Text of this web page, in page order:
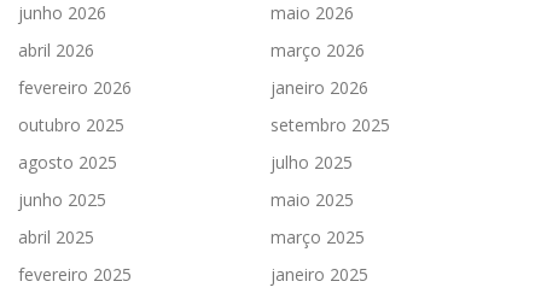
junho 2026
maio 2026
abril 2026
março 2026
fevereiro 2026
janeiro 2026
outubro 2025
setembro 2025
agosto 2025
julho 2025
junho 2025
maio 2025
abril 2025
março 2025
fevereiro 2025
janeiro 2025